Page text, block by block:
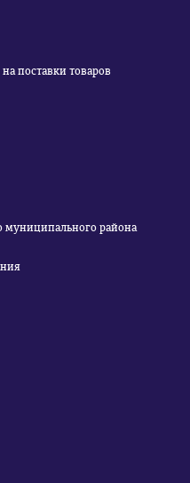
поставки товаров
муниципального района